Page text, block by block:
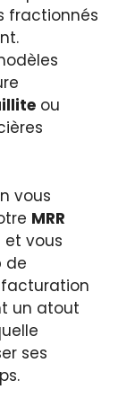
fractionnés
ou
vous
MRR
et vous
de
un atout
ses